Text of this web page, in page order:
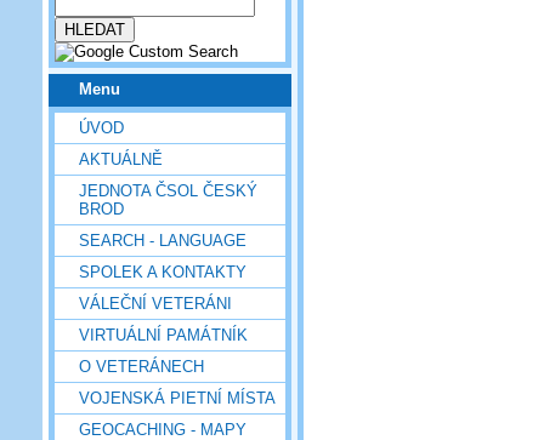
Menu
ÚVOD
AKTUÁLNĚ
JEDNOTA ČSOL ČESKÝ
BROD
SEARCH - LANGUAGE
SPOLEK A KONTAKTY
VÁLEČNÍ VETERÁNI
VIRTUÁLNÍ PAMÁTNÍK
O VETERÁNECH
VOJENSKÁ PIETNÍ MÍSTA
GEOCACHING - MAPY